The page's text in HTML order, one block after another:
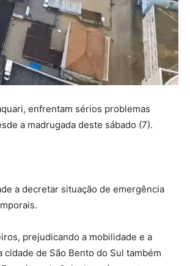
enfrentam sérios problemas
a madrugada deste sábado (7).
a decretar situação de emergência
prejudicando a mobilidade e a
de São Bento do Sul também